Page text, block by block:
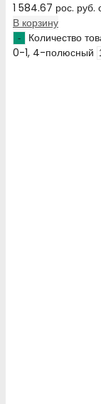
1 584.67 рос. руб.
В корзину
Количество
0-1, 4-полюсный